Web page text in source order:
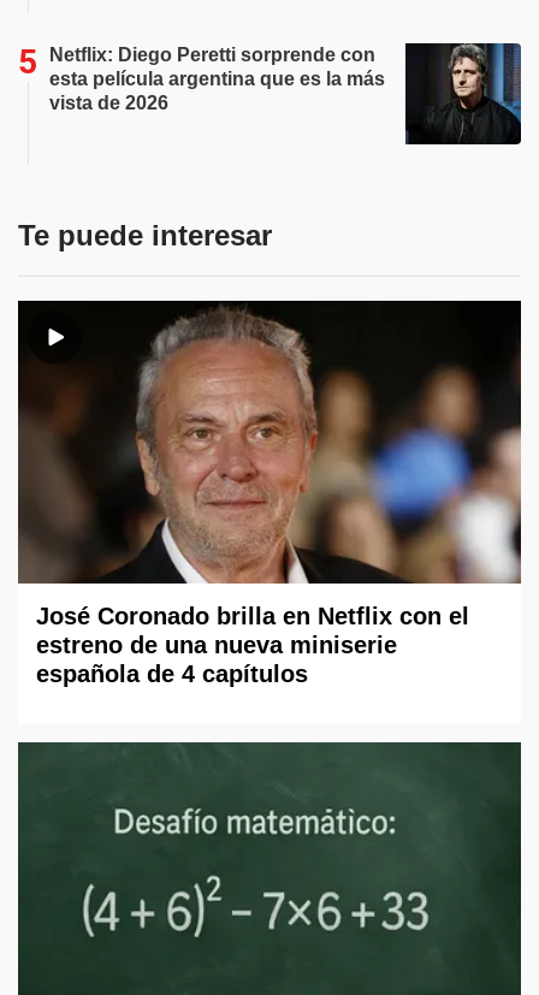
Netflix: Diego Peretti sorprende con
esta película argentina que es la más
vista de 2026
Te puede interesar
José Coronado brilla en Netflix con el
estreno de una nueva miniserie
española de 4 capítulos